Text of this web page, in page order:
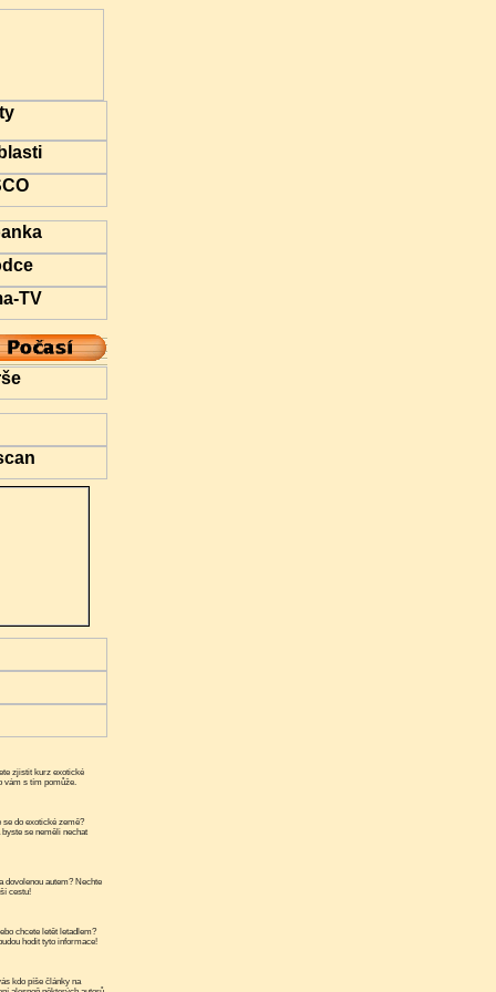
zjistit kurz exotické
vám s tím pomůže.
se do exotické země?
se neměli nechat
dovolenou autem? Nechte
cestu!
chcete letět letadlem?
hodit tyto informace!
kdo píše články na